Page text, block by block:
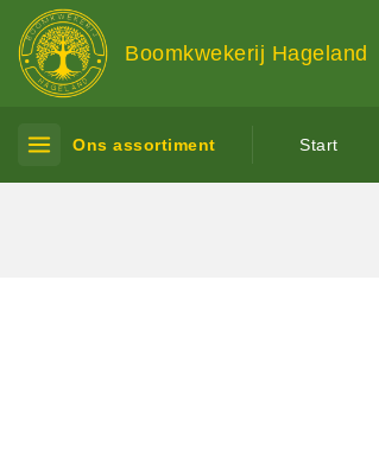
Boomkwekerij Hageland
Ons assortiment Start